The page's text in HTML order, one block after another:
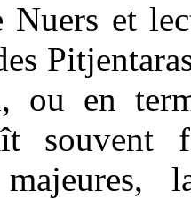
Nuers et
ou en
souvent